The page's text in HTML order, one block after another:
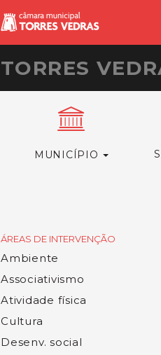
TORRES
MUNICÍPIO
ÁREAS DE INTERVENÇÃO
Ambiente
Associativismo
Atividade física
Cultura
Desenv. social